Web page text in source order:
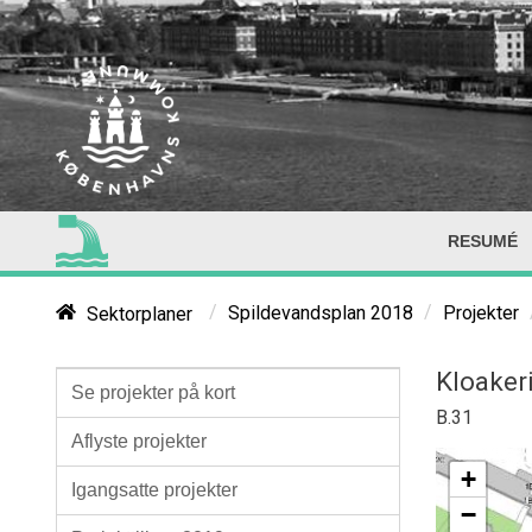
RESUMÉ
Sektorplaner / Spildevandsplan 2018 / Projekter
Se projekter på kort
Aflyste projekter
Igangsatte projekter
B.31
+
−